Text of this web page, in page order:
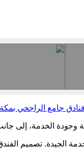
فنادق جامع الراجحي بمكة
وجودة الخدمة، إلى
الجيدة. تصميم